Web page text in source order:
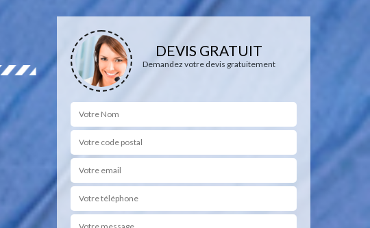
DEVIS GRATUIT
Demandez votre devis gratuitement